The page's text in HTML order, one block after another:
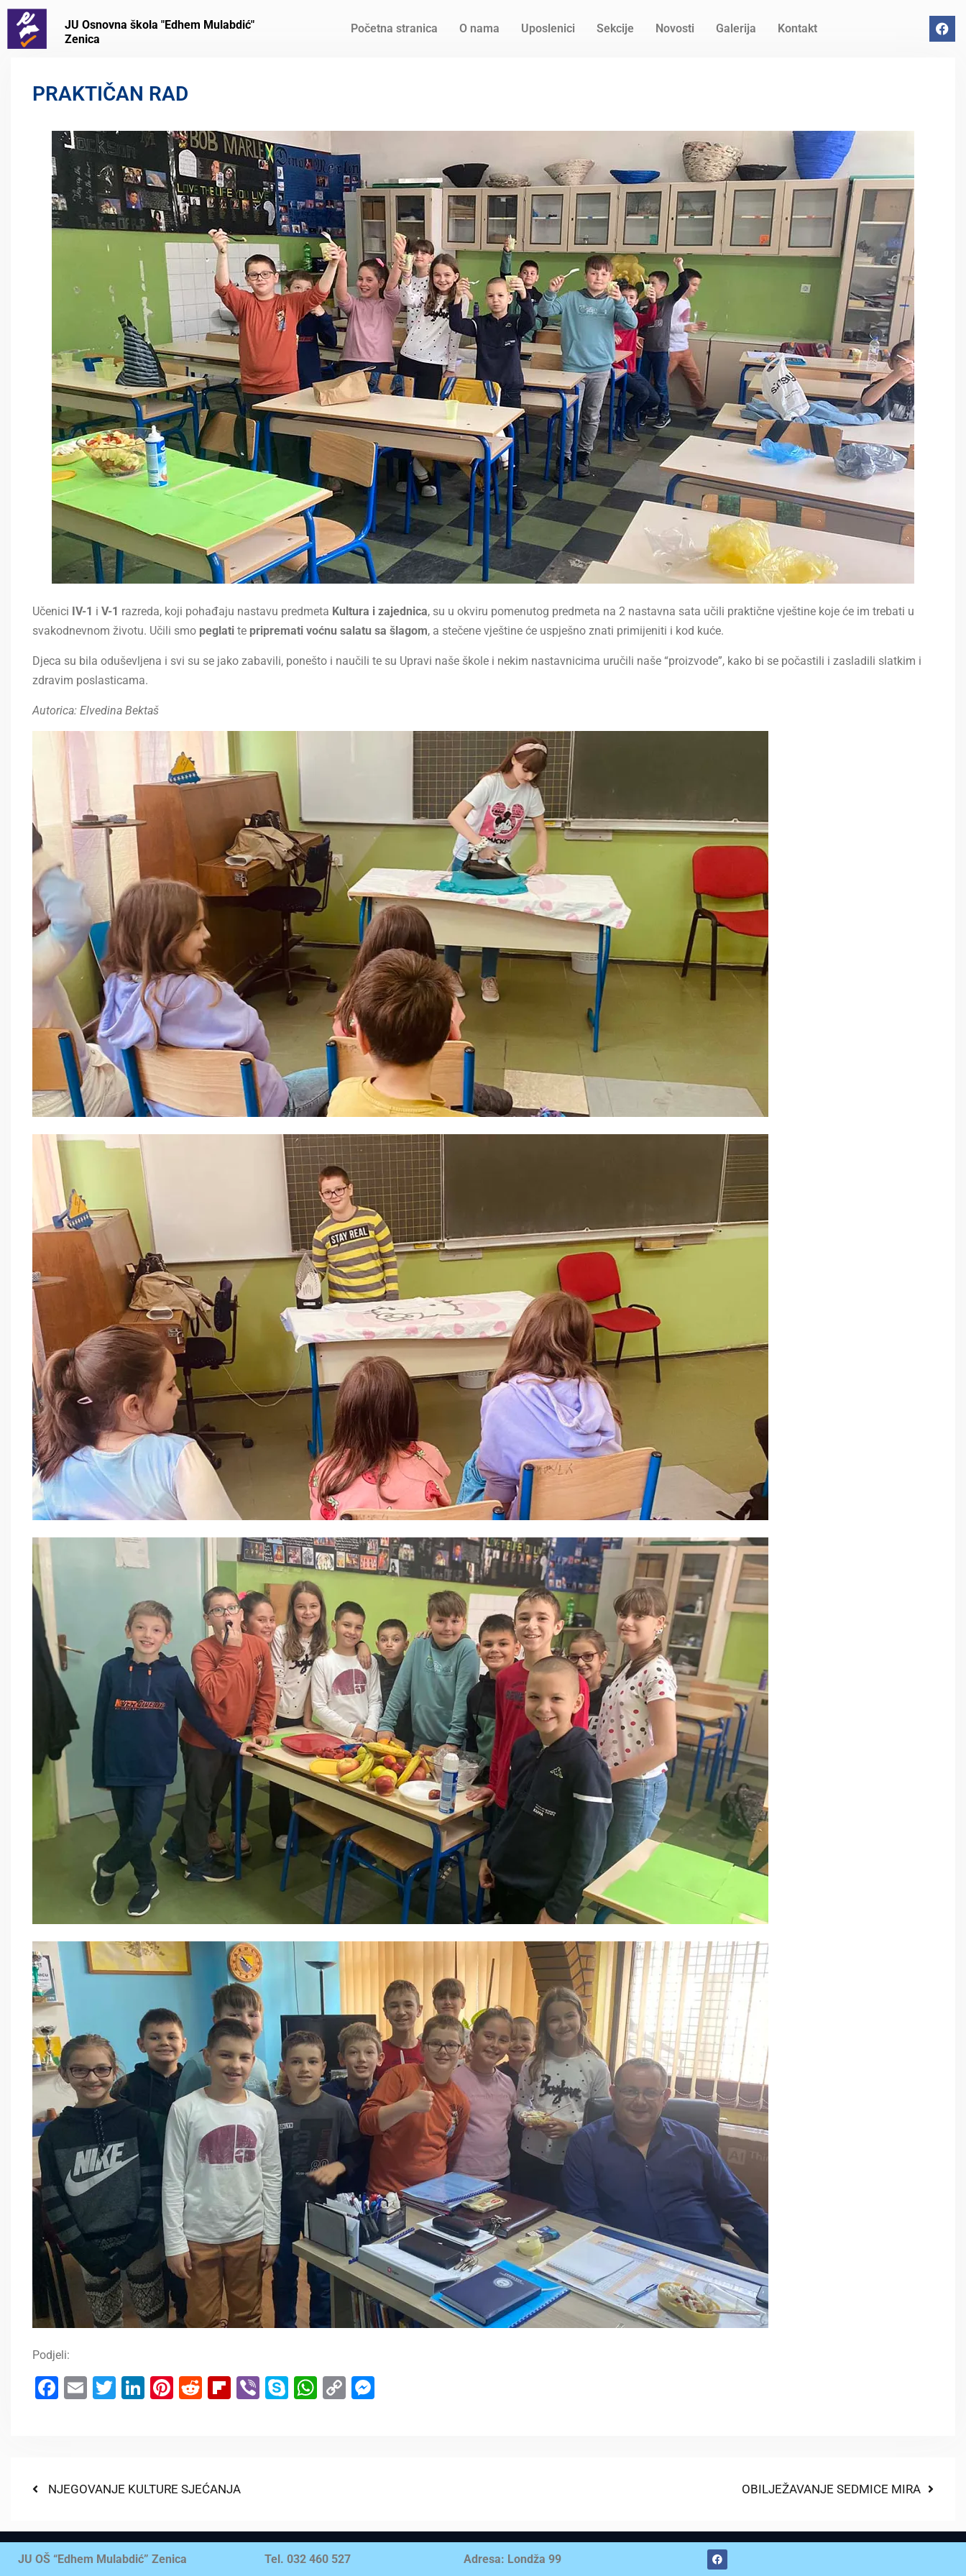
JU Osnovna škola "Edhem Mulabdić"
Zenica
Početna stranica O nama Uposlenici Sekcije Novosti Galerija Kontakt
PRAKTIČAN RAD
Učenici IV-1 i V-1 razreda, koji pohađaju nastavu predmeta Kultura i zajednica, su u okviru pomenutog predmeta na 2 nastavna sata učili praktične vještine koje će im trebati u
svakodnevnom životu. Učili smo peglati te pripremati voćnu salatu sa šlagom, a stečene vještine će uspješno znati primijeniti i kod kuće.
Djeca su bila oduševljena i svi su se jako zabavili, ponešto i naučili te su Upravi naše škole i nekim nastavnicima uručili naše “proizvode”, kako bi se počastili i zasladili slatkim i
zdravim poslasticama.
Autorica: Elvedina Bektaš
Podjeli:
Facebook
EmailTwitter
LinkedIn
Pinterest
RedditFlipboard
ViberSkypeWhatsApp
Copy
NJEGOVANJE KULTURE SJEĆANJA OBILJEŽAVANJE SEDMICE MIRA
JU OŠ “Edhem Mulabdić” Zenica Tel. 032 460 527 Adresa: Londža 99